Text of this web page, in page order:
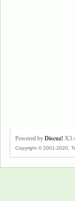
Powered by Discuz!
Copyright © 2001-2020,